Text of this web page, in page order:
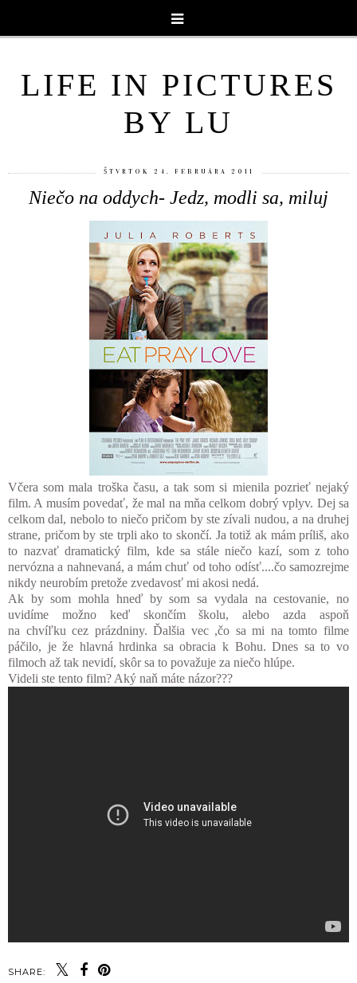
LIFE IN PICTURES
BY LU
ŠTVRTOK 24. FEBRUÁRA 2011
Niečo na oddych- Jedz, modli sa, miluj
Včera som mala troška času, a tak som si mienila pozrieť nejaký
film. A musím povedať, že mal na mňa celkom dobrý vplyv. Dej sa
celkom dal, nebolo to niečo pričom by ste zívali nudou, a na druhej
strane, pričom by ste trpli ako to skončí. Ja totiž ak mám príliš, ako
to nazvať dramatický film, kde sa stále niečo kazí, som z toho
nervózna a nahnevaná, a mám chuť od toho odísť....čo samozrejme
nikdy neurobím pretože zvedavosť mi akosi nedá.
Ak by som mohla hneď by som sa vydala na cestovanie, no
uvidíme možno keď skončím školu, alebo azda aspoň
na chvíľku cez prázdniny. Ďalšia vec ,čo sa mi na tomto filme
páčilo, je že hlavná hrdinka sa obracia k Bohu. Dnes sa to vo
filmoch až tak nevidí, skôr sa to považuje za niečo hlúpe.
Videli ste tento film? Aký naň máte názor???
SHARE: